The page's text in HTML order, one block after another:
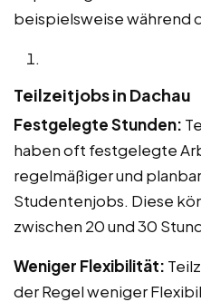
beispielsweise während
Teilzeitjobs in Dachau
Festgelegte Stunden:
haben oft festgelegte
regelmäßiger und
Studentenjobs. Diese
zwischen 20 und 30
Weniger Flexibilität:
der Regel weniger